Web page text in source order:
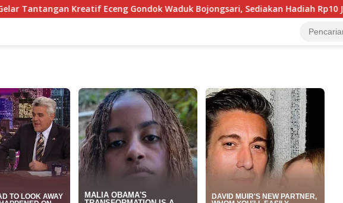
Eceng Gondok Waduk Bojongsari, Sediakan Hadiah Rp10 Juta dan Modal Usaha